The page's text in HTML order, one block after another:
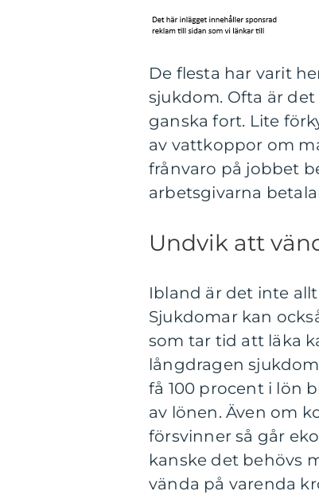
De flesta har varit
sjukdom. Ofta är
ganska fort. Lite
av vattkoppor om
frånvaro på jobbet
arbetsgivarna
Undvik att
Ibland är det inte
Sjukdomar kan
som tar tid att läka
långdragen
få 100 procent i lön
av lönen. Även om
försvinner så går
kanske det behövs
vända på varenda